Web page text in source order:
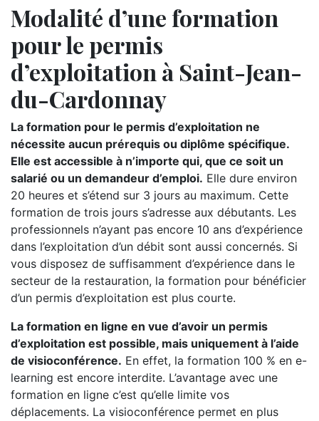
Modalité d’une formation
pour le permis
d’exploitation à Saint-Jean-
du-Cardonnay
La formation pour le permis d’exploitation ne
nécessite aucun prérequis ou diplôme spécifique.
Elle est accessible à n’importe qui, que ce soit un
salarié ou un demandeur d’emploi. Elle dure environ
20 heures et s’étend sur 3 jours au maximum. Cette
formation de trois jours s’adresse aux débutants. Les
professionnels n’ayant pas encore 10 ans d’expérience
dans l’exploitation d’un débit sont aussi concernés. Si
vous disposez de suffisamment d’expérience dans le
secteur de la restauration, la formation pour bénéficier
d’un permis d’exploitation est plus courte.
La formation en ligne en vue d’avoir un permis
d’exploitation est possible, mais uniquement à l’aide
de visioconférence. En effet, la formation 100 % en e-
learning est encore interdite. L’avantage avec une
formation en ligne c’est qu’elle limite vos
déplacements. La visioconférence permet en plus